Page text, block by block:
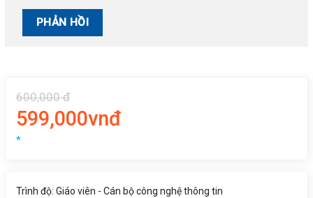
600,000 đ
599,000vnđ
*
Trình độ: Giáo viên - Cán bộ công nghệ thông tin